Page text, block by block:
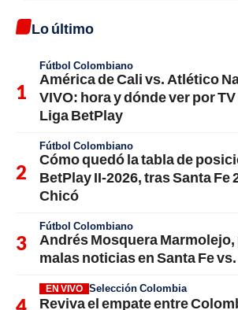
Lo último
Fútbol Colombiano
América de Cali vs. Atlético
VIVO: hora y dónde ver por
Liga BetPlay
Fútbol Colombiano
Cómo quedó la tabla de
BetPlay II-2026, tras Santa Fe
Chicó
Fútbol Colombiano
Andrés Mosquera
malas noticias en Santa Fe
EN VIVO Selección Colombia
Reviva el empate entre